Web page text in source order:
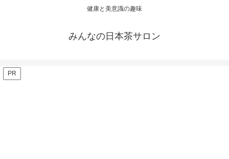
健康と美意識の趣味
みんなの日本茶サロン
PR